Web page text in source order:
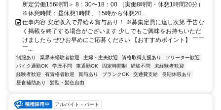
所定労働156時間＞ 8：30〜18：00 （実働8時間・休憩1時間20分）
※休憩時間：昼休憩1時間、 15時から休憩20...
仕事内容 安定収入で昇給＆賞与あり！ ※募集定員に達し次第 予告な
く掲載を終了する場合がございます 少しでもご興味をお持ちいただ
けましたら ぜひお早めにご応募ください 【おすすめポイント】 ￣￣
￣...
制服あり 業界未経験者歓迎 主婦・主夫歓迎 資格取得支援あり
フリーター歓迎
バイク通勤OK
学歴不問 車通勤OK 固定時間制 経験不問
未経験者歓迎
経験者歓迎
有資格者歓迎 賞与あり ブランクOK 交通費支給
長期休暇あり
昼食補助あり
髪型・髪色自由
アルバイト・パート